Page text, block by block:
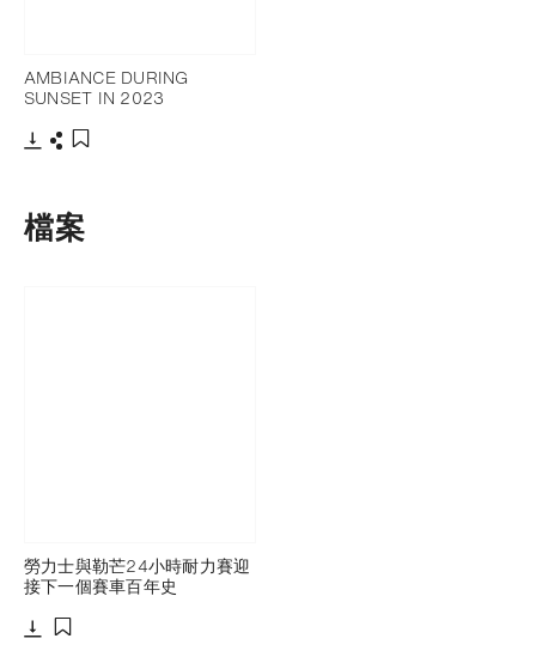
AMBIANCE DURING
SUNSET IN 2023
檔案
勞力士與勒芒24小時耐力賽迎
接下一個賽車百年史